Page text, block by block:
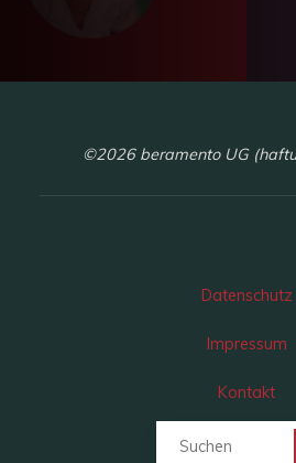
©2026 beramento UG
Datenschutz
Impressum
Kontakt